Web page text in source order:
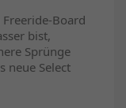
Board
bist,
Sprünge
neue Select